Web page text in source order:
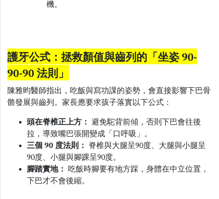
機。
護牙公式：拯救顏值與齒列的「坐姿 90-
90-90 法則」
陳雅昀醫師指出，吃飯與寫功課的姿勢，會直接影響下巴骨
骼發展與齒列。家長應要求孩子落實以下公式：
頭在脊椎正上方： 避免駝背前傾，否則下巴會往後
拉，導致嘴巴張開變成「口呼吸」。
三個 90 度法則： 脊椎與大腿呈90度、大腿與小腿呈
90度、小腿與腳踝呈90度。
腳踏實地： 吃飯時腳要有地方踩，身體在中立位置，
下巴才不會後縮。